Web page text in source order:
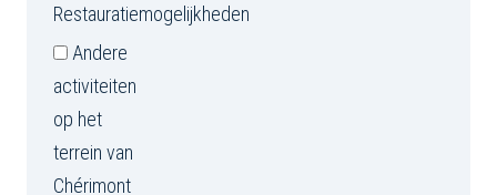
Restauratiemogelijkheden
Andere
activiteiten
op het
terrein van
Chérimont